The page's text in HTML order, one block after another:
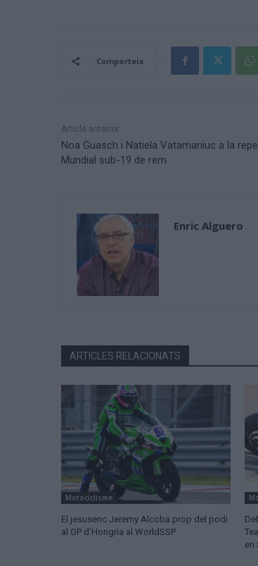
Comparteix
Article anterior
Noa Guasch i Natiela Vatamaniuc a la
Mundial sub-19 de rem
Enric Alguero
ARTICLES RELACIONATS
Motociclisme
El jesusenc Jeremy Alcoba prop del podi
al GP d’Hongria al WorldSSP
en